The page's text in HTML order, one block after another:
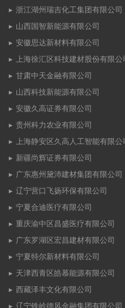
浙江湖州瑞吉化工集团有限公司
山西国智新能源有限公司
安徽思达新材料有限公司
上海徐汇区科技建材股份有限公
甘肃中天金融有限公司
山西科技新能源有限公司
安徽久高证券有限公司
贵州科力农业有限公司
上海静安区久高人工智能有限公
新疆尚辉证券有限公司
广东惠州黛沛建材集团有限公司
辽宁营口飞扬环保有限公司
宁夏合迪医疗有限公司
重庆渝中区昌盛医疗有限公司
广东罗湖区宏昌建材有限公司
宁夏特尔新材料有限公司
天津西青区皓慕能源有限公司
西藏泽丰文化有限公司
辽宁铁岭德风金融集团有限公司